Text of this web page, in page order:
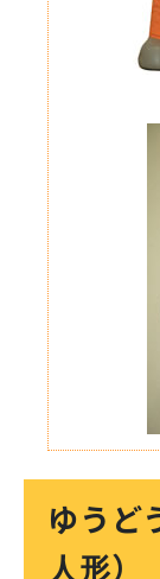
ゆうど
人形）